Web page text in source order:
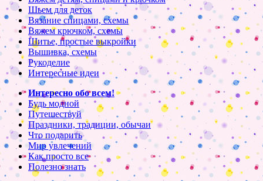
Шьем для деток
Вязание спицами, схемы
Вяжем крючком, схемы
Шитье, простые выкройки
Вышивка, схемы
Рукоделие
Интересные идеи
Интересно обо всем!
Будь модной
Путешествуй
Праздники, традиции, обычаи
Что подарить
Мир увлечений
Как просто все
Полезно знать